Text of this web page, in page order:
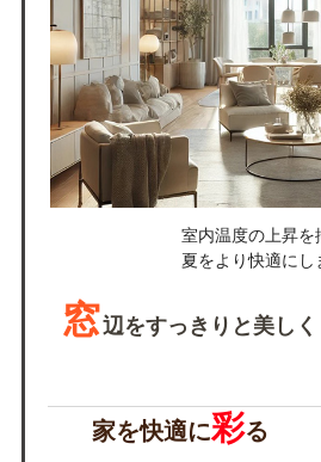
室内温度の上昇を
夏をより快適にし
窓辺をすっきりと美しく
家を快適に彩る